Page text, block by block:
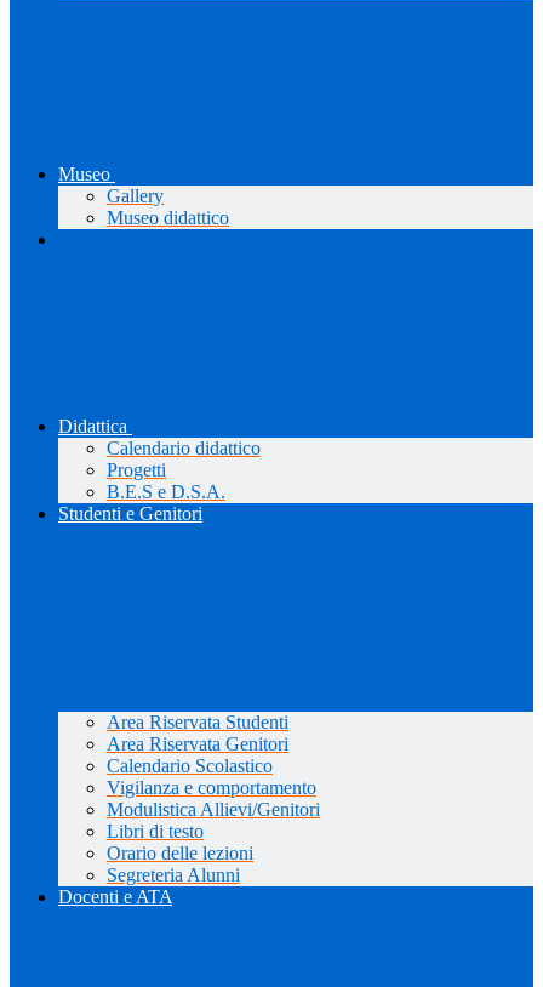
Museo
Gallery
Museo didattico
Didattica
Calendario didattico
Progetti
B.E.S e D.S.A.
Studenti e Genitori
Area Riservata Studenti
Area Riservata Genitori
Calendario Scolastico
Vigilanza e comportamento
Modulistica Allievi/Genitori
Libri di testo
Orario delle lezioni
Segreteria Alunni
Docenti e ATA